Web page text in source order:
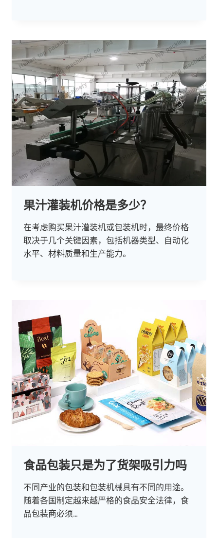
果汁灌装机价格是多少？
在考虑购买果汁灌装机或包装机时，最终价格
取决于几个关键因素，包括机器类型、自动化
水平、材料质量和生产能力。
食品包装只是为了货架吸引力吗
不同产业的包装和包装机械具有不同的用途。
随着各国制定越来越严格的食品安全法律，食
品包装商必须…